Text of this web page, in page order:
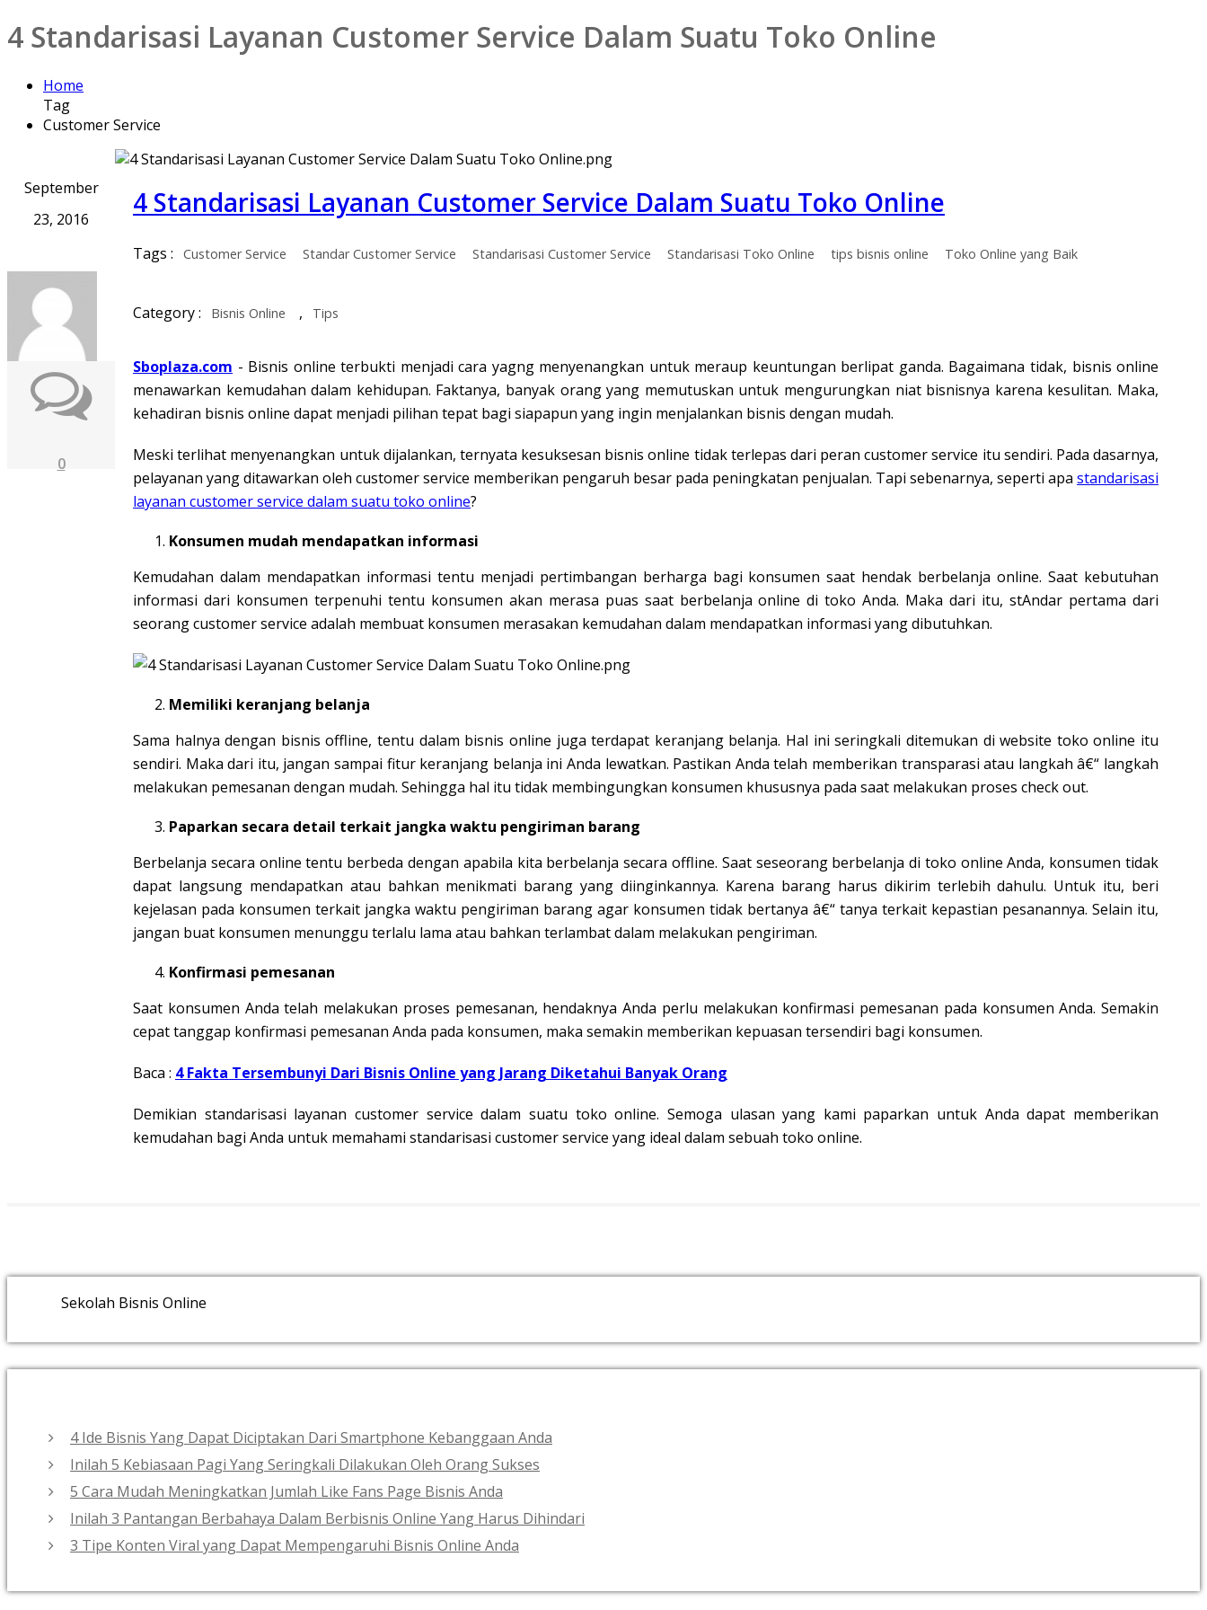
4 Standarisasi Layanan Customer Service Dalam Suatu Toko Online
Home
Tag
Customer Service
September
23, 2016
0
4 Standarisasi Layanan Customer Service Dalam Suatu Toko Online
Tags : Customer Service Standar Customer Service Standarisasi Customer Service Standarisasi Toko Online tips bisnis online Toko Online yang Baik
Category : Bisnis Online , Tips
Sboplaza.com - Bisnis online terbukti menjadi cara yagng menyenangkan untuk meraup keuntungan berlipat ganda. Bagaimana tidak, bisnis online
menawarkan kemudahan dalam kehidupan. Faktanya, banyak orang yang memutuskan untuk mengurungkan niat bisnisnya karena kesulitan. Maka,
kehadiran bisnis online dapat menjadi pilihan tepat bagi siapapun yang ingin menjalankan bisnis dengan mudah.
Meski terlihat menyenangkan untuk dijalankan, ternyata kesuksesan bisnis online tidak terlepas dari peran customer service itu sendiri. Pada dasarnya,
pelayanan yang ditawarkan oleh customer service memberikan pengaruh besar pada peningkatan penjualan. Tapi sebenarnya, seperti apastandarisasi
layanan customer service dalam suatu toko online?
Konsumen mudah mendapatkan informasi
Kemudahan dalam mendapatkan informasi tentu menjadi pertimbangan berharga bagi konsumen saat hendak berbelanja online. Saat kebutuhan
informasi dari konsumen terpenuhi tentu konsumen akan merasa puas saat berbelanja online di toko Anda. Maka dari itu, stAndar pertama dari
seorang customer service adalah membuat konsumen merasakan kemudahan dalam mendapatkan informasi yang dibutuhkan.
Memiliki keranjang belanja
Sama halnya dengan bisnis offline, tentu dalam bisnis online juga terdapat keranjang belanja. Hal ini seringkali ditemukan di website toko online itu
sendiri. Maka dari itu, jangan sampai fitur keranjang belanja ini Anda lewatkan. Pastikan Anda telah memberikan transparasi atau langkah â€“ langkah
melakukan pemesanan dengan mudah. Sehingga hal itu tidak membingungkan konsumen khususnya pada saat melakukan proses check out.
Paparkan secara detail terkait jangka waktu pengiriman barang
Berbelanja secara online tentu berbeda dengan apabila kita berbelanja secara offline. Saat seseorang berbelanja di toko online Anda, konsumen tidak
dapat langsung mendapatkan atau bahkan menikmati barang yang diinginkannya. Karena barang harus dikirim terlebih dahulu. Untuk itu, beri
kejelasan pada konsumen terkait jangka waktu pengiriman barang agar konsumen tidak bertanya â€“ tanya terkait kepastian pesanannya. Selain itu,
jangan buat konsumen menunggu terlalu lama atau bahkan terlambat dalam melakukan pengiriman.
Konfirmasi pemesanan
Saat konsumen Anda telah melakukan proses pemesanan, hendaknya Anda perlu melakukan konfirmasi pemesanan pada konsumen Anda. Semakin
cepat tanggap konfirmasi pemesanan Anda pada konsumen, maka semakin memberikan kepuasan tersendiri bagi konsumen.
Baca : 4 Fakta Tersembunyi Dari Bisnis Online yang Jarang Diketahui Banyak Orang
Demikian standarisasi layanan customer service dalam suatu toko online. Semoga ulasan yang kami paparkan untuk Anda dapat memberikan
kemudahan bagi Anda untuk memahami standarisasi customer service yang ideal dalam sebuah toko online.
Sekolah Bisnis Online
4 Ide Bisnis Yang Dapat Diciptakan Dari Smartphone Kebanggaan Anda
Inilah 5 Kebiasaan Pagi Yang Seringkali Dilakukan Oleh Orang Sukses
5 Cara Mudah Meningkatkan Jumlah Like Fans Page Bisnis Anda
Inilah 3 Pantangan Berbahaya Dalam Berbisnis Online Yang Harus Dihindari
3 Tipe Konten Viral yang Dapat Mempengaruhi Bisnis Online Anda